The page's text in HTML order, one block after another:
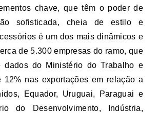
sofisticada, cheia de estilo e
é um dos mais dinâmicos e
de 5.300 empresas do ramo, que
dados do Ministério do Trabalho e
nas exportações em relação a
Equador, Uruguai, Paraguai e
do Desenvolvimento, Indústria,